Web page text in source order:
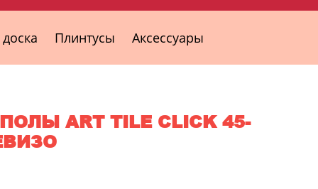
Плинтусы Аксессуары
ART TILE CLICK 45-